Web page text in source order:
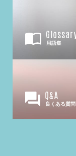
用語集
良くある質問